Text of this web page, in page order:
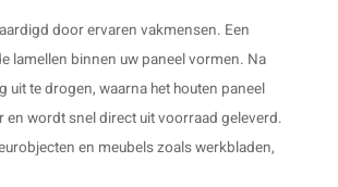
door ervaren vakmensen. Een
lamellen binnen uw paneel vormen. Na
te drogen, waarna het houten paneel
wordt snel direct uit voorraad geleverd.
en meubels zoals werkbladen,